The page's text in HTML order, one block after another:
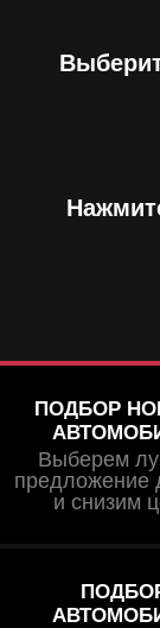
ПОДБОР
Выберем
предложение
и снизим